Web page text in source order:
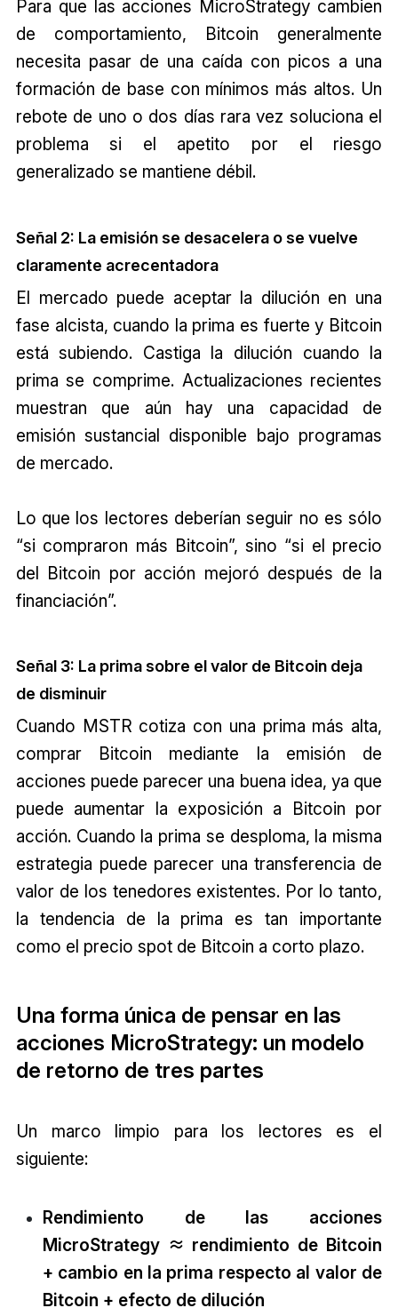
Para que las acciones MicroStrategy cambien
de comportamiento, Bitcoin generalmente
necesita pasar de una caída con picos a una
formación de base con mínimos más altos. Un
rebote de uno o dos días rara vez soluciona el
problema si el apetito por el riesgo
generalizado se mantiene débil.
Señal 2: La emisión se desacelera o se vuelve
claramente acrecentadora
El mercado puede aceptar la dilución en una
fase alcista, cuando la prima es fuerte y Bitcoin
está subiendo. Castiga la dilución cuando la
prima se comprime. Actualizaciones recientes
muestran que aún hay una capacidad de
emisión sustancial disponible bajo programas
de mercado.
Lo que los lectores deberían seguir no es sólo
“si compraron más Bitcoin”, sino “si el precio
del Bitcoin por acción mejoró después de la
financiación”.
Señal 3: La prima sobre el valor de Bitcoin deja
de disminuir
Cuando MSTR cotiza con una prima más alta,
comprar Bitcoin mediante la emisión de
acciones puede parecer una buena idea, ya que
puede aumentar la exposición a Bitcoin por
acción. Cuando la prima se desploma, la misma
estrategia puede parecer una transferencia de
valor de los tenedores existentes. Por lo tanto,
la tendencia de la prima es tan importante
como el precio spot de Bitcoin a corto plazo.
Una forma única de pensar en las
acciones MicroStrategy: un modelo
de retorno de tres partes
Un marco limpio para los lectores es el
siguiente:
Rendimiento de las acciones
MicroStrategy ≈ rendimiento de Bitcoin
+ cambio en la prima respecto al valor de
Bitcoin + efecto de dilución